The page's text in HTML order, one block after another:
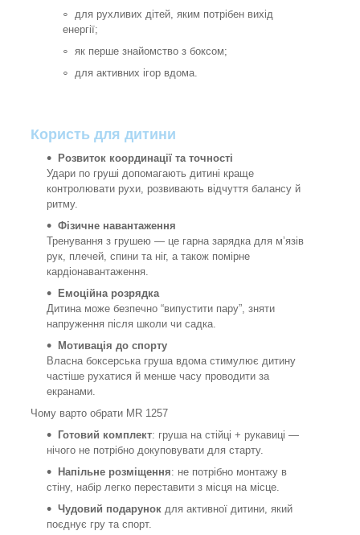
для рухливих дітей, яким потрібен вихід
енергії;
як перше знайомство з боксом;
для активних ігор вдома.
Користь для дитини
Розвиток координації та точності
Удари по груші допомагають дитині краще
контролювати рухи, розвивають відчуття балансу й
ритму.
Фізичне навантаження
Тренування з грушею — це гарна зарядка для м’язів
рук, плечей, спини та ніг, а також помірне
кардіонавантаження.
Емоційна розрядка
Дитина може безпечно “випустити пару”, зняти
напруження після школи чи садка.
Мотивація до спорту
Власна боксерська груша вдома стимулює дитину
частіше рухатися й менше часу проводити за
екранами.
Чому варто обрати MR 1257
Готовий комплект: груша на стійці + рукавиці —
нічого не потрібно докуповувати для старту.
Напільне розміщення: не потрібно монтажу в
стіну, набір легко переставити з місця на місце.
Чудовий подарунок для активної дитини, який
поєднує гру та спорт.